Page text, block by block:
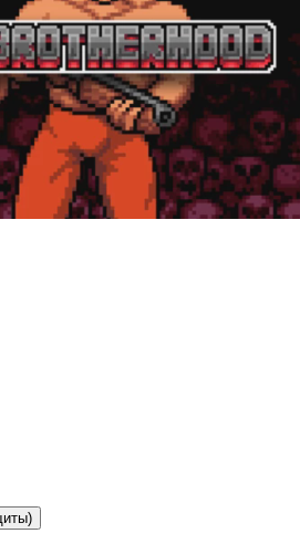
вы один. Ваш дробовик. Орды
ярость и желание убивать.